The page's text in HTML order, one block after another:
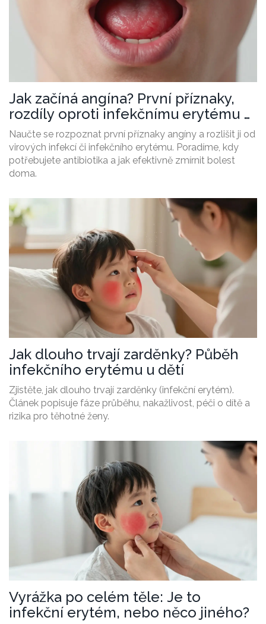
Jak začíná angína? První příznaky,
rozdíly oproti infekčnímu erytému a
kdy vyhledat lékaře
Naučte se rozpoznat první příznaky angíny a rozlišit ji od
virových infekcí či infekčního erytému. Poradíme, kdy
potřebujete antibiotika a jak efektivně zmírnit bolest
doma.
Jak dlouho trvají zarděnky? Půběh
infekčního erytému u dětí
Zjistěte, jak dlouho trvají zarděnky (infekční erytém).
Článek popisuje fáze průběhu, nakažlivost, péči o dítě a
rizika pro těhotné ženy.
Vyrážka po celém těle: Je to
infekční erytém, nebo něco jiného?